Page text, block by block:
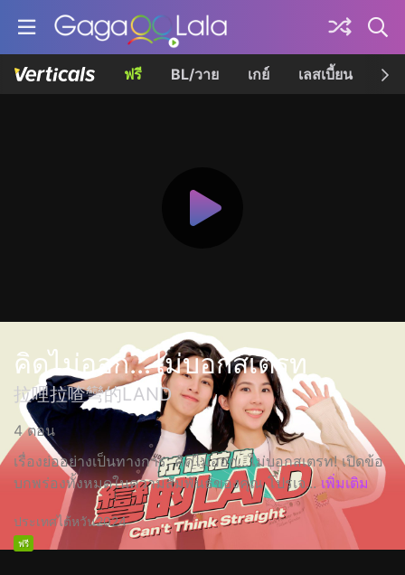
ฟรี BL/วาย เกย์ เลสเบี้ยน เค
คิดไม่ออก...ไม่บอกสเตรท
拉哩拉喳彎的LAND
4 ตอน
เรื่องย่ออย่างเป็นทางการ: คิดไม่ออก...ไม่บอกสเตรท! เปิดข้อ
บกพร่องทั้งหมดในความสัมพันธ์ของคุณ โปรเจ... เพิ่มเติม
ประเทศไต้หวัน2024
ฟรี